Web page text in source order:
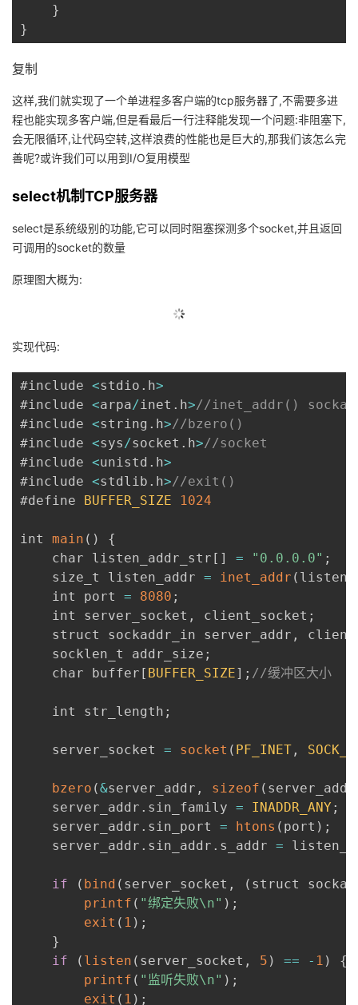
}
}
复制
这样,我们就实现了一个单进程多客户端的tcp服务器了,不需要多进
程也能实现多客户端,但是看最后一行注释能发现一个问题:非阻塞下,
会无限循环,让代码空转,这样浪费的性能也是巨大的,那我们该怎么完
善呢?或许我们可以用到I/O复用模型
select机制TCP服务器
select是系统级别的功能,它可以同时阻塞探测多个socket,并且返回
可调用的socket的数量
原理图大概为:
实现代码:
#include <stdio . h>
#include <arpa/inet . h>//inet_addr()
#include <string . h>//bzero()
#include <sys/socket . h>//socket
#include <unistd . h>
#include <stdlib . h>//exit()
#define BUFFER_SIZE 1024
int main ( )
{
    char listen_addr_str
[ ] = "0.0.0.0" ;
    size_t listen_addr
= inet_addr (
    int port
= 8080 ;
    int server_socket
, client_socket ;
    struct sockaddr_in server_addr
,
    socklen_t addr_size
;
    char buffer
[ BUFFER_SIZE] ; //缓冲区大小
    int str_length
;
    server_socket
= socket ( PF_INET ,
bzero (&server_addr , sizeof ( server_addr
    server_addr
. sin_family = INADDR_ANY ;
    server_addr
. sin_port = htons ( port ) ;
    server_addr
. sin_addr . s_addr =
if ( bind ( server_socket , ( struct
printf ( "绑定失败\n" ) ;
exit ( 1 ) ;
}
if
( listen ( server_socket , 5 ) == - 1 )
{
printf ( "监听失败\n" ) ;
exit ( 1 ) ;